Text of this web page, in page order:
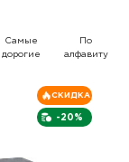
Самые
дорогие
По
алфавиту
-20%
СКИДКА